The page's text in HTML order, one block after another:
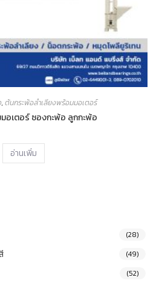
,ต้นกระพ้อลำเลียงพร้อมมอเตอร์
อเตอร์ ซองกะพ้อ ลูกกะพ้อ
อ่านเพิ่ม
(28)
(49)
(52)